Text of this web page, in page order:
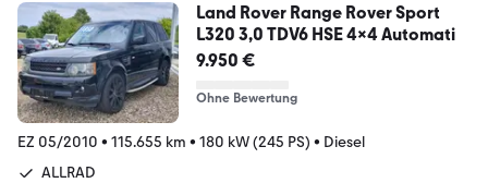
Land Rover Range Rover Sport
L320 3,0 TDV6 HSE 4x4 Automati
9.950 €
Ohne Bewertung
EZ 05/2010 • 115.655 km • 180 kW (245 PS) • Diesel
ALLRAD